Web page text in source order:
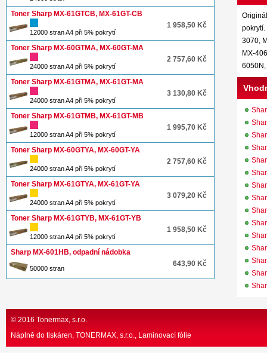
Toner Sharp MX-61GTCB, MX-61GT-CB
1 958,50 Kč
12000 stran A4 při 5% pokrytí
Toner Sharp MX-60GTMA, MX-60GT-MA
2 757,60 Kč
24000 stran A4 při 5% pokrytí
Toner Sharp MX-61GTMA, MX-61GT-MA
3 130,80 Kč
24000 stran A4 při 5% pokrytí
Toner Sharp MX-61GTMB, MX-61GT-MB
1 995,70 Kč
12000 stran A4 při 5% pokrytí
Toner Sharp MX-60GTYA, MX-60GT-YA
2 757,60 Kč
24000 stran A4 při 5% pokrytí
Toner Sharp MX-61GTYA, MX-61GT-YA
3 079,20 Kč
24000 stran A4 při 5% pokrytí
Toner Sharp MX-61GTYB, MX-61GT-YB
1 958,50 Kč
12000 stran A4 při 5% pokrytí
Sharp MX-601HB, odpadní nádobka
643,90 Kč
50000 stran
pokrytí.
3070,
MX-
© 2016 Tonermax, s.r.o.
Náplně do tiskáren, TONERMAX, s.r.o. Laminovací fólie